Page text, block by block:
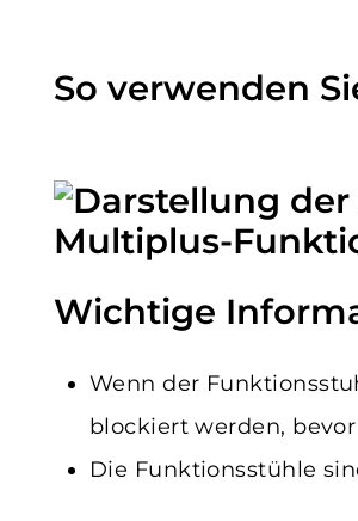
So verwenden
Wichtige
Wenn der
blockiert werden,
Die Funktionsstühle